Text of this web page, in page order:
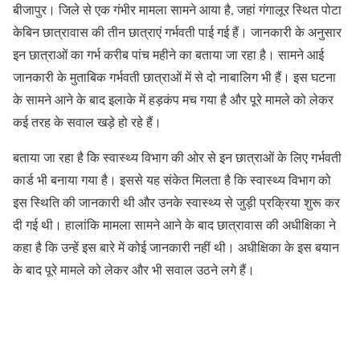
बीजापुर। जिले से एक गंभीर मामला सामने आया है, जहां गंगालूर स्थित पोटा
केबिन छात्रावास की तीन छात्राएं गर्भवती पाई गई हैं। जानकारी के अनुसार
इन छात्राओं का गर्भ करीब पांच महीने का बताया जा रहा है। सामने आई
जानकारी के मुताबिक गर्भवती छात्राओं में से दो नाबालिग भी हैं। इस घटना
के सामने आने के बाद इलाके में हड़कंप मच गया है और पूरे मामले को लेकर
कई तरह के सवाल खड़े हो रहे हैं।
बताया जा रहा है कि स्वास्थ्य विभाग की ओर से इन छात्राओं के लिए गर्भवती
कार्ड भी बनाया गया है। इससे यह संकेत मिलता है कि स्वास्थ्य विभाग को
इस स्थिति की जानकारी थी और उनके स्वास्थ्य से जुड़ी प्रक्रिया शुरू कर
दी गई थी। हालांकि मामला सामने आने के बाद छात्रावास की अधीक्षिका ने
कहा है कि उन्हें इस बारे में कोई जानकारी नहीं थी। अधीक्षिका के इस बयान
के बाद पूरे मामले को लेकर और भी सवाल उठने लगे हैं।